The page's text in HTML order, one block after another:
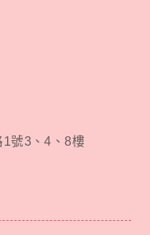
號3、4、8樓